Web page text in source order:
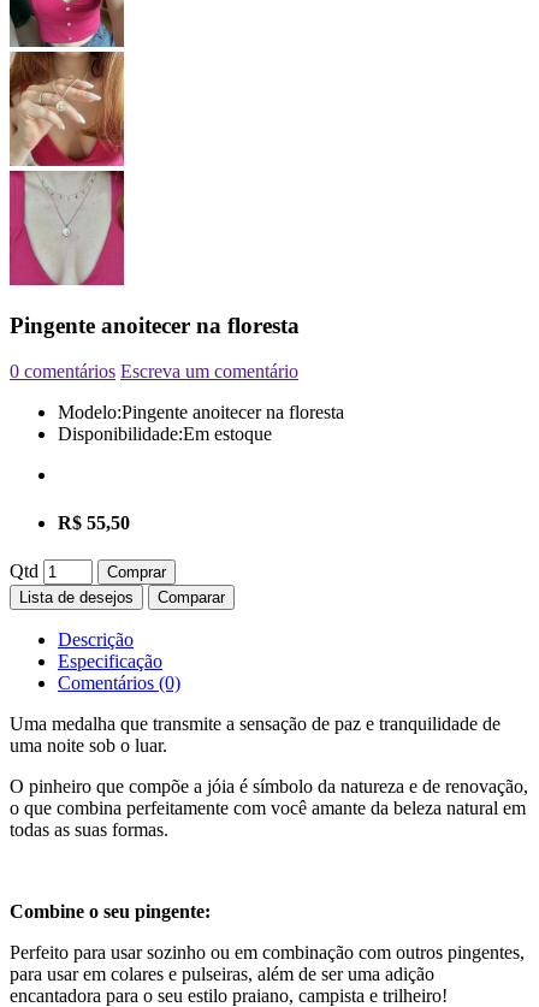
Pingente anoitecer na floresta
0 comentários Escreva um comentário
Modelo:Pingente anoitecer na floresta
Disponibilidade:Em estoque
R$ 55,50
Qtd
Comprar
Lista de desejos
Comparar
Descrição
Especificação
Comentários (0)
Uma medalha que transmite a sensação de paz e tranquilidade de
uma noite sob o luar.
O pinheiro que compõe a jóia é símbolo da natureza e de renovação,
o que combina perfeitamente com você amante da beleza natural em
todas as suas formas.
Combine o seu pingente:
Perfeito para usar sozinho ou em combinação com outros pingentes,
para usar em colares e pulseiras, além de ser uma adição
encantadora para o seu estilo praiano, campista e trilheiro!